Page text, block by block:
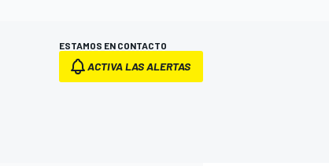
ESTAMOS EN CONTACTO
ACTIVA LAS ALERTAS